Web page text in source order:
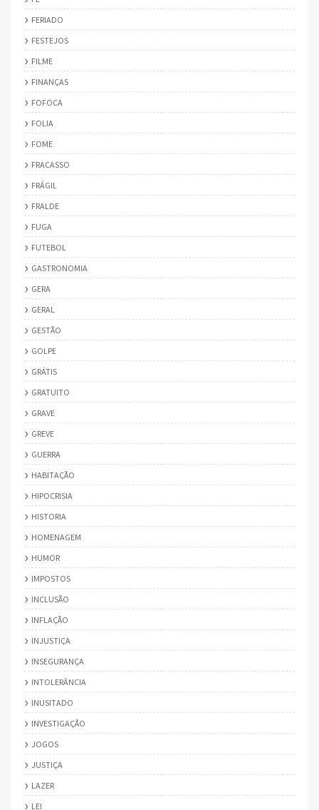
FERIADO
FESTEJOS
FILME
FINANÇAS
FOFOCA
FOLIA
FOME
FRACASSO
FRÁGIL
FRALDE
FUGA
FUTEBOL
GASTRONOMIA
GERA
GERAL
GESTÃO
GOLPE
GRÁTIS
GRATUITO
GRAVE
GREVE
GUERRA
HABITAÇÃO
HIPOCRISIA
HISTORIA
HOMENAGEM
HUMOR
IMPOSTOS
INCLUSÃO
INFLAÇÃO
INJUSTIÇA
INSEGURANÇA
INTOLERÂNCIA
INUSITADO
INVESTIGAÇÃO
JOGOS
JUSTIÇA
LAZER
LEI